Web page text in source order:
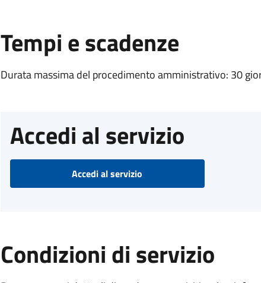
Tempi e scadenze
Durata massima del procedimento amministrativo: 30
Accedi al servizio
Accedi al servizio
Condizioni di servizio